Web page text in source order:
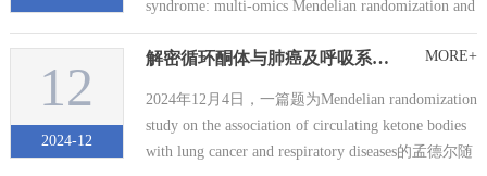
syndrome: multi-omics Mendelian randomization and
colocalizati...
12
2024-12
解密循环酮体与肺癌及呼吸系统疾病的关联：基于孟德尔随机化的大规模GWAS分析 MORE+
2024年12月4日，一篇题为Mendelian randomization
study on the association of circulating ketone bodies
with lung cancer and respiratory diseases的孟德尔随